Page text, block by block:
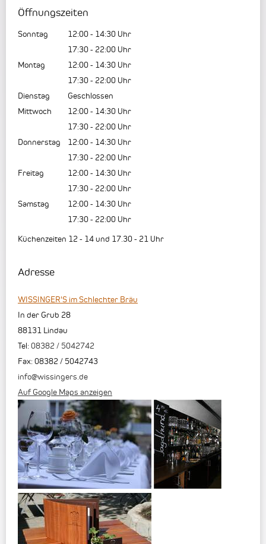
Öffnungszeiten
Sonntag 12:00- 14:30 Uhr
17:30- 22:00 Uhr
Montag
12:00- 14:30 Uhr
17:30- 22:00 Uhr
Dienstag
Geschlossen
Mittwoch
12:00- 14:30 Uhr
17:30- 22:00 Uhr
Donnerstag
12:00- 14:30 Uhr
17:30- 22:00 Uhr
Freitag
12:00- 14:30 Uhr
17:30- 22:00 Uhr
Samstag
12:00- 14:30 Uhr
17:30- 22:00 Uhr
Küchenzeiten 12 - 14 und 17.30 - 21 Uhr
Adresse
WISSINGER'S im Schlechter Bräu
In der Grub 28
88131 Lindau
Tel: 08382 / 5042742
Fax: 08382 / 5042743
info@wissingers.de
Auf Google Maps anzeigen